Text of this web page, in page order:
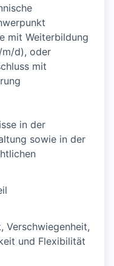
mit Weiterbildung
m/d), oder
mit
in der
sowie in der
Verschwiegenheit,
und Flexibilität